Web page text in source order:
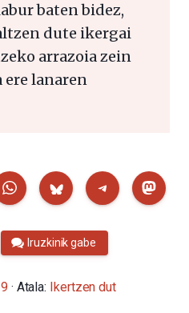
baten bidez,
dute ikergai
arrazoia zein
ere lanaren
Iruzkinik gabe
· Atala: Ikertzen dut